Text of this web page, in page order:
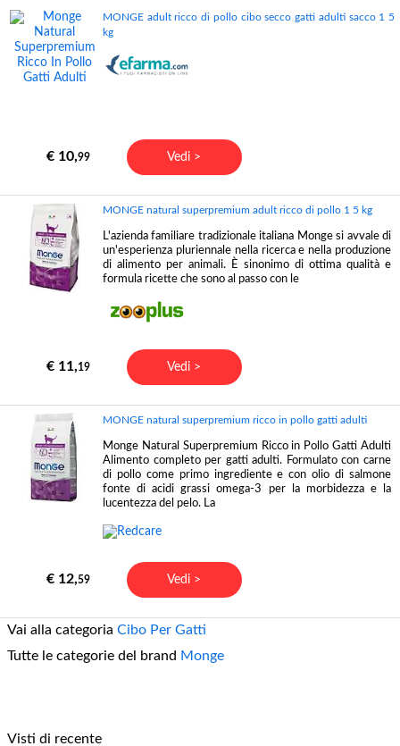
MONGE adult ricco di pollo cibo secco gatti adulti sacco 1 5
kg
€ 10,99 Vedi >
MONGE natural superpremium adult ricco di pollo 1 5 kg
L'azienda familiare tradizionale italiana Monge si avvale di
un'esperienza pluriennale nella ricerca e nella produzione
di alimento per animali. È sinonimo di ottima qualità e
formula ricette che sono al passo con le
€ 11,19 Vedi >
MONGE natural superpremium ricco in pollo gatti adulti
Monge Natural Superpremium Ricco in Pollo Gatti Adulti
Alimento completo per gatti adulti. Formulato con carne
di pollo come primo ingrediente e con olio di salmone
fonte di acidi grassi omega-3 per la morbidezza e la
lucentezza del pelo. La
€ 12,59 Vedi >
Vai alla categoria Cibo Per Gatti
Tutte le categorie del brand Monge
Visti di recente